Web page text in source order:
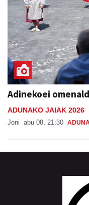
Adinekoei
ADUNAKO JAIAK 2026
Joni abu 08, 21:30